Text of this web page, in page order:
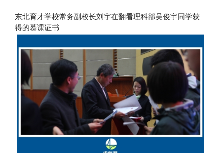
东北育才学校常务副校长刘宇在翻看理科部吴俊宇同学获
得的慕课证书